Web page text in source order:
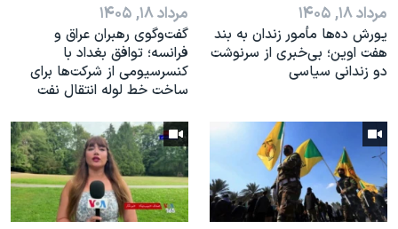
مرداد ۱۸, ۱۴۰۵
یورش ده‌ها مأمور زندان به بند
هفت اوین؛ بی‌خبری از سرنوشت
دو زندانی سیاسی
مرداد ۱۸, ۱۴۰۵
گفت‌وگوی رهبران عراق و
فرانسه؛ توافق بغداد با
کنسرسیومی از شرکت‌ها برای
ساخت خط لوله انتقال نفت